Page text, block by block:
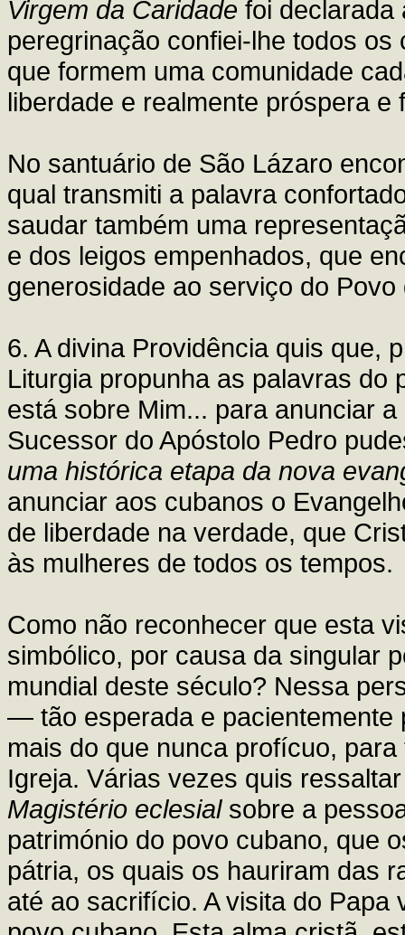
Virgem da Caridade foi declarada
peregrinação confiei-lhe todos
que formem uma comunidade
liberdade e realmente próspera e
No santuário de São Lázaro
qual transmiti a palavra
saudar também uma
e dos leigos empenhados, que
generosidade ao serviço do Povo
6. A divina Providência quis que,
Liturgia propunha as palavras
está sobre Mim... para anunciar
Sucessor do Apóstolo Pedro
uma histórica etapa da nova
anunciar aos cubanos o
de liberdade na verdade, que
às mulheres de todos os tempos.
Como não reconhecer que esta
simbólico, por causa da singular
mundial deste século? Nessa
— tão esperada e
mais do que nunca profícuo,
Igreja. Várias vezes quis
Magistério eclesialsobre a
património do povo cubano, que
pátria, os quais os hauriram das
até ao sacrifício. A visita do